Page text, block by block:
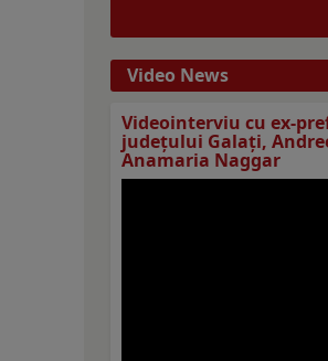
Video News
Videointerviu cu ex-
judeţului Galaţi,
Anamaria Naggar